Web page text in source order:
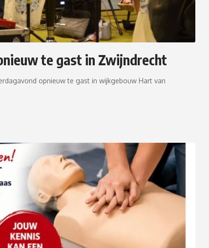
te gast in Zwijndrecht
opnieuw te gast in wijkgebouw Hart van